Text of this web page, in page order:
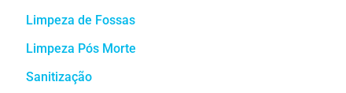
Limpeza de Fossas
Limpeza Pós Morte
Sanitização